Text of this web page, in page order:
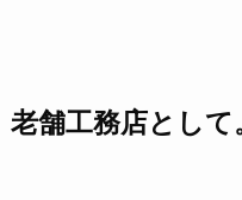
老舗工務店とし